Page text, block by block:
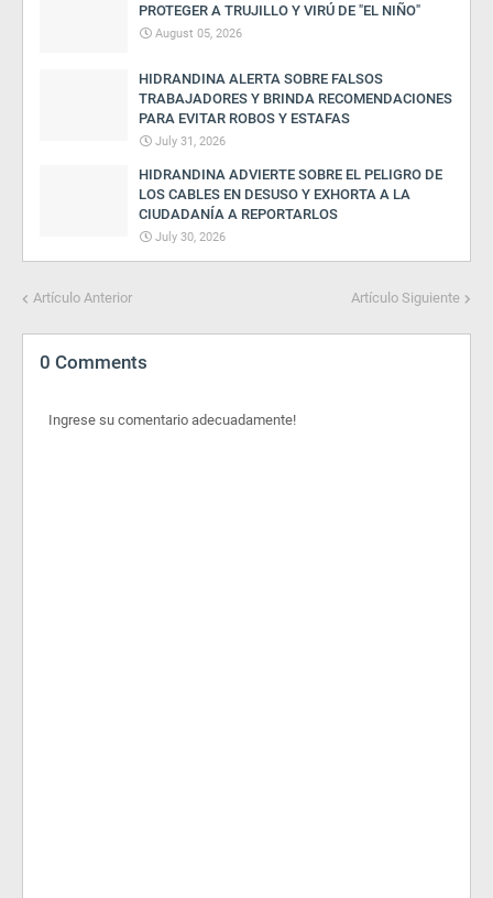
PROTEGER A TRUJILLO Y VIRÚ DE "EL NIÑO"
August 05, 2026
HIDRANDINA ALERTA SOBRE FALSOS
TRABAJADORES Y BRINDA RECOMENDACIONES
PARA EVITAR ROBOS Y ESTAFAS
July 31, 2026
HIDRANDINA ADVIERTE SOBRE EL PELIGRO DE
LOS CABLES EN DESUSO Y EXHORTA A LA
CIUDADANÍA A REPORTARLOS
July 30, 2026
Artículo Anterior Artículo Siguiente
0 Comments
Ingrese su comentario adecuadamente!